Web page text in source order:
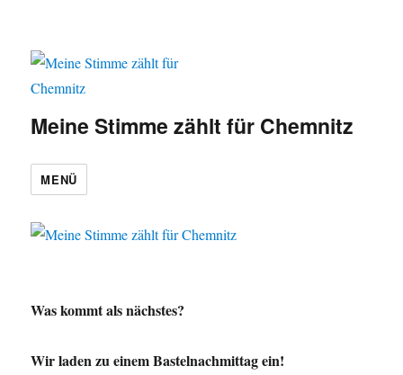
Meine Stimme zählt für Chemnitz
MENÜ
Was kommt als nächstes?
Wir laden zu einem Bastelnachmittag ein!